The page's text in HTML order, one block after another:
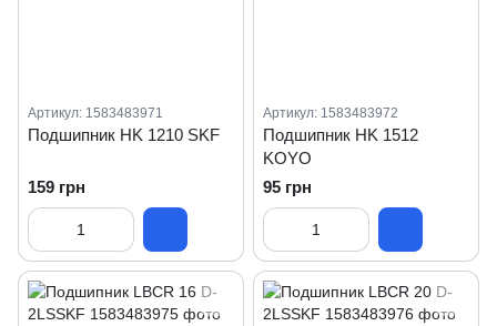
Артикул: 1583483971
Подшипник HK 1210 SKF
159 грн
Артикул: 1583483972
Подшипник HK 1512
KOYO
95 грн